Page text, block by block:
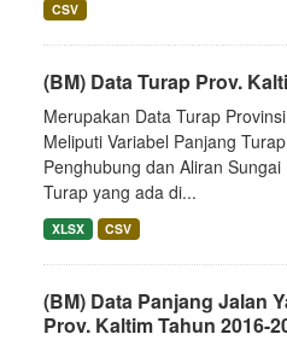
CSV
(BM) Data Turap Prov.
Merupakan Data Turap
Meliputi Variabel Panjang
Penghubung dan Aliran
Turap yang ada di...
XLSX CSV
(BM) Data Panjang Jalan
Prov. Kaltim Tahun 2016-